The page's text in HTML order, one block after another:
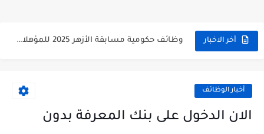
أخر الاخبار وظائف حكومية مسابقة الأزهر 2025 للمؤهلات والكليات المطلوبة للتقديم لمسابقة...
اعلان وظائف جريدة الاهرام المصرية عدد الجمعة 2025 للمؤهلات... أخبار الوظائف
الان الدخول على بنك المعرفة بدون